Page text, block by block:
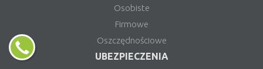
Osobiste
Firmowe
Oszczędnościowe
UBEZPIECZENIA